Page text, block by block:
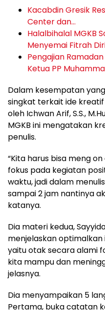
Kacabdin Gresik
Center dan…
Halalbihalal MGKB
Menyemai Fitrah
Pengajian
Ketua PP
Dalam kesempatan
singkat terkait ide
oleh Ichwan Arif, S.S.,
MGKB ini mengatakan
penulis.
“Kita harus bisa meng
fokus pada kegiatan
waktu, jadi dalam
sampai 2 jam nantinya
katanya.
Dia materi kedua,
menjelaskan
yaitu otak secara alami
kita mampu dan
jelasnya.
Dia menyampaikan 5
Pertama, buka catatan